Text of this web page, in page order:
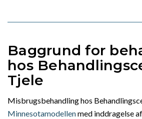
Baggrund for
hos
Tjele
Misbrugsbehandling hos
Minnesotamodellenmed inddragelse